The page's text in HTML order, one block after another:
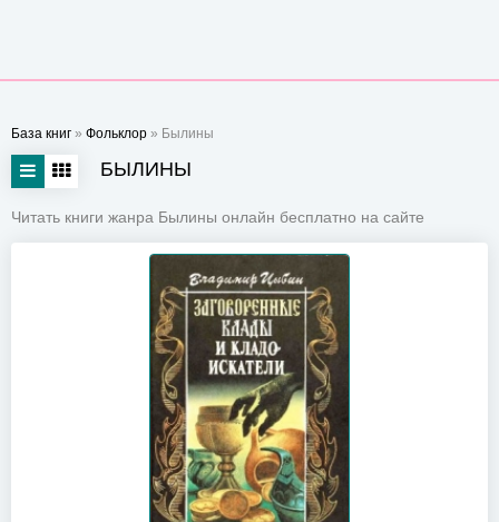
База книг » Фольклор » Былины
БЫЛИНЫ
Читать книги жанра Былины онлайн бесплатно на сайте